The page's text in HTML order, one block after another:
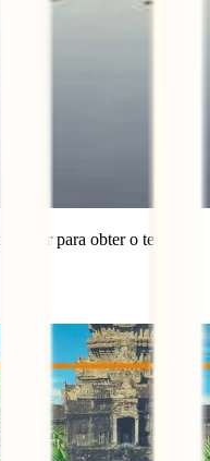
saber para obter o teu